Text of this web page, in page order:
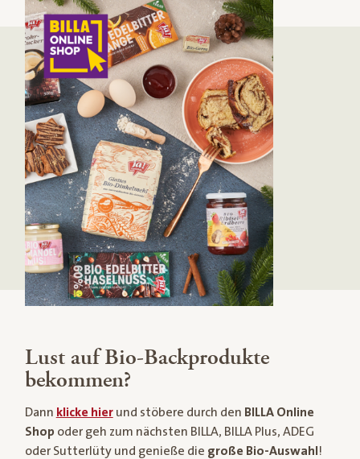
Lust auf Bio-Backprodukte
bekommen?
Dann klicke hierund stöbere durch den BILLA Online
Shop oder geh zum nächsten BILLA, BILLA Plus, ADEG
oder Sutterlüty und genieße die große Bio-Auswahl!